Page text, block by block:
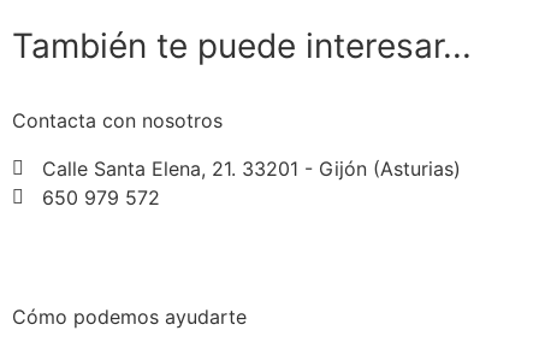
También te puede interesar...
Cómo podemos ayudarte
Contacta con nosotros
Calle Santa Elena, 21. 33201 - Gijón (Asturias)
650 979 572